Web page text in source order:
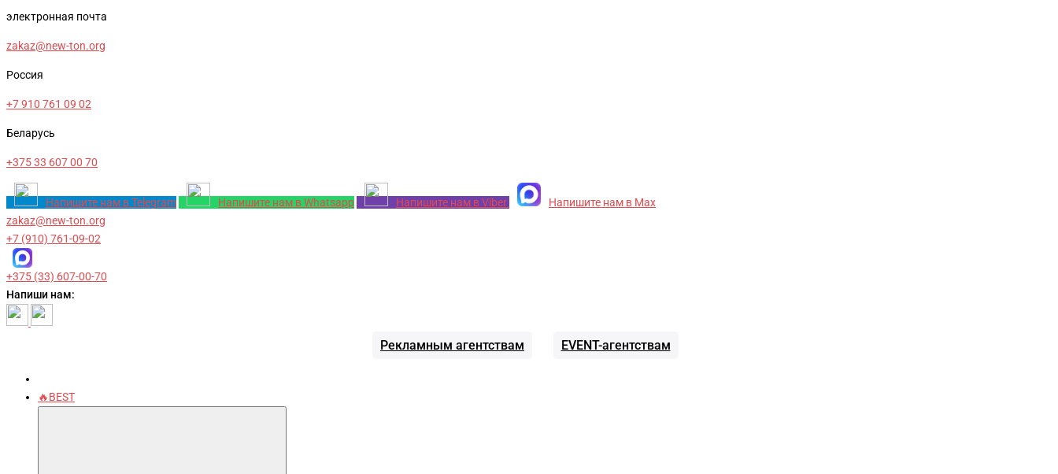
электронная почта
zakaz@new-ton.org
Россия
+7 910 761 09 02
Беларусь
+375 33 607 00 70
Напишите нам в Telegram Напишите нам в Whatsapp Напишите нам в Viber
Напишите нам в Max
zakaz@new-ton.org
+7 (910) 761-09-02
+375 (33) 607-00-70
Напиши нам:
Рекламным агентствам EVENT-агентствам
🔥BEST